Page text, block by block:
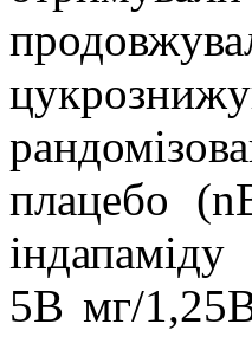
плацебо
5В мг/